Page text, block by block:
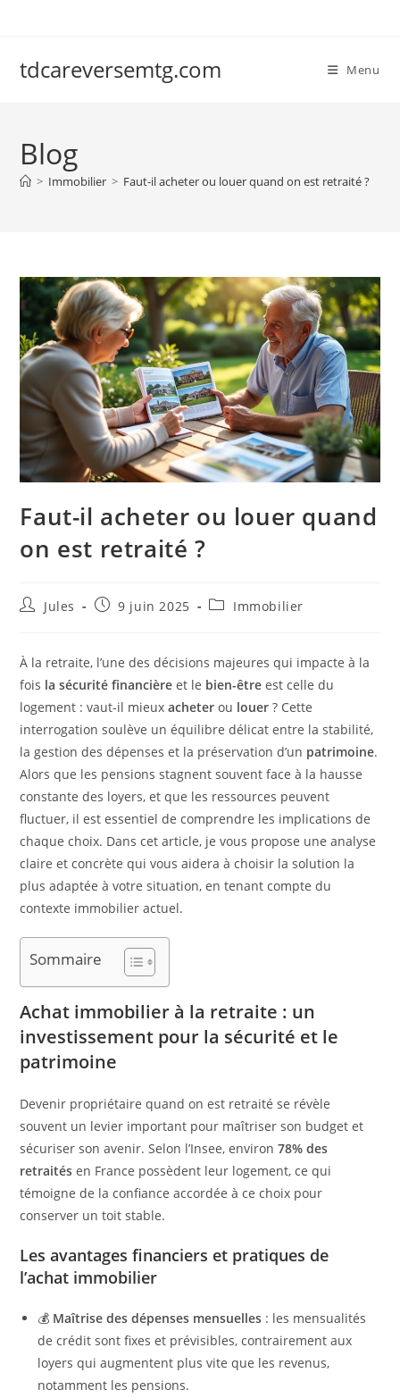
tdcareversemtg.com Menu
Blog
> Immobilier > Faut-il acheter ou louer quand on est retraité ?
Faut-il acheter ou louer quand
on est retraité ?
Auteur/autrice
publication :
Jules
Publication
9 juin 2025
PostImmobilier
À la retraite, l’une des décisions majeures qui impacte à la
fois la sécurité financière et le bien-être est celle du
logement : vaut-il mieuxacheter ou louer ? Cette
interrogation soulève un équilibre délicat entre la stabilité,
la gestion des dépenses et la préservation d’un patrimoine.
Alors que les pensions stagnent souvent face à la hausse
constante des loyers, et que les ressources peuvent
fluctuer, il est essentiel de comprendre les implications de
chaque choix. Dans cet article, je vous propose une analyse
claire et concrète qui vous aidera à choisir la solution la
plus adaptée à votre situation, en tenant compte du
contexte immobilier actuel.
Sommaire
Achat immobilier à la retraite : un
investissement pour la sécurité et le
patrimoine
Devenir propriétaire quand on est retraité se révèle
souvent un levier important pour maîtriser son budget et
sécuriser son avenir. Selon l’Insee, environ78% des
retraités en France possèdent leur logement, ce qui
témoigne de la confiance accordée à ce choix pour
conserver un toit stable.
Les avantages financiers et pratiques de
l’achat immobilier
💰 Maîtrise des dépenses mensuelles : les mensualités
de crédit sont fixes et prévisibles, contrairement aux
loyers qui augmentent plus vite que les revenus,
notamment les pensions.